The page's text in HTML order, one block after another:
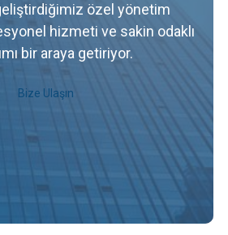
özel yönetim
hizmeti ve sakin odaklı
bir araya getiriyor.
Bize Ulaşın